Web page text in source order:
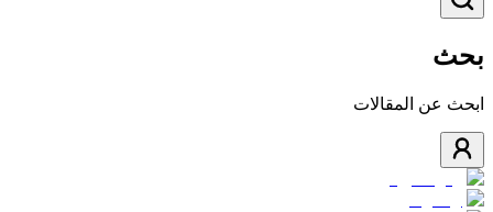
بحث
ابحث عن المقالات